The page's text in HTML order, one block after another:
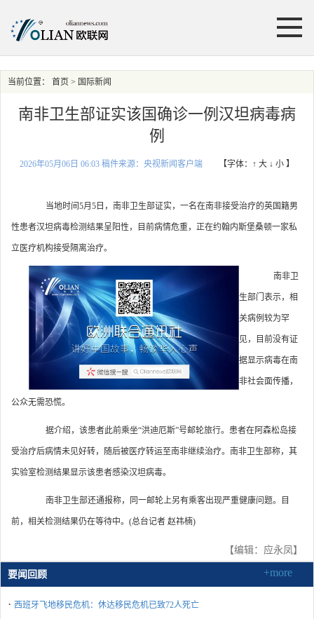
当前位置： 首页 > 国际新闻
南非卫生部证实该国确诊一例汉坦病毒病
例
2026年05月06日 06:03 稿件来源：央视新闻客户端 【字体： ↑ 大 ↓ 小 】
当地时间5月5日，南非卫生部证实，一名在南非接受治疗的英国籍男
性患者汉坦病毒检测结果呈阳性，目前病情危重，正在约翰内斯堡桑顿一家私
立医疗机构接受隔离治疗。
南非卫
生部门表示，相
关病例较为罕
见，目前没有证
据显示病毒在南
非社会面传播，
公众无需恐慌。
据介绍，该患者此前乘坐“洪迪厄斯”号邮轮旅行。患者在阿森松岛接
受治疗后病情未见好转，随后被医疗转运至南非继续治疗。南非卫生部称，其
实验室检测结果显示该患者感染汉坦病毒。
南非卫生部还通报称，同一邮轮上另有乘客出现严重健康问题。目
前，相关检测结果仍在等待中。(总台记者 赵祎楠)
【编辑：应永凤】
要闻回顾 +more
· 西班牙飞地移民危机：休达移民危机已致72人死亡